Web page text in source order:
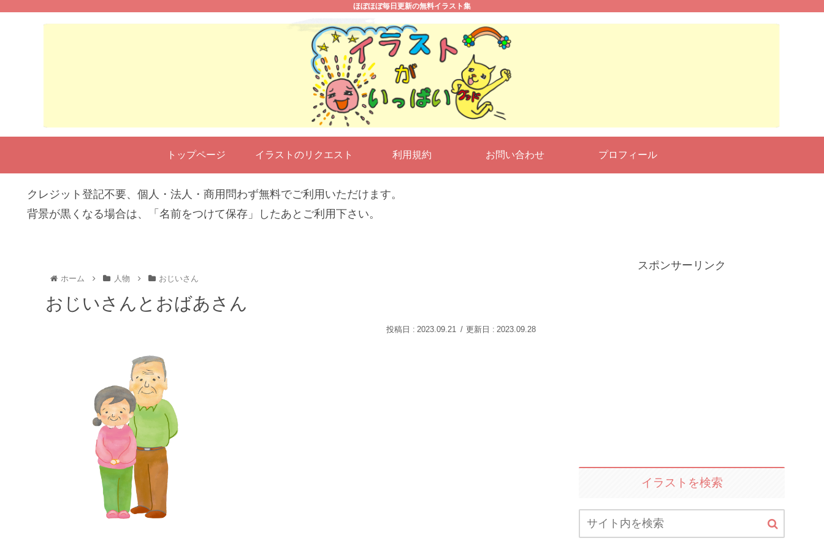
ほぼほぼ毎日更新の無料イラスト集
トップページ イラストのリクエスト 利用規約 お問い合わせ プロフィール
クレジット登記不要、個人・法人・商用問わず無料でご利用いただけます。
背景が黒くなる場合は、「名前をつけて保存」したあとご利用下さい。
ホーム 人物 おじいさん
おじいさんとおばあさん
2023.09.21 2023.09.28
スポンサーリンク
イラストを検索